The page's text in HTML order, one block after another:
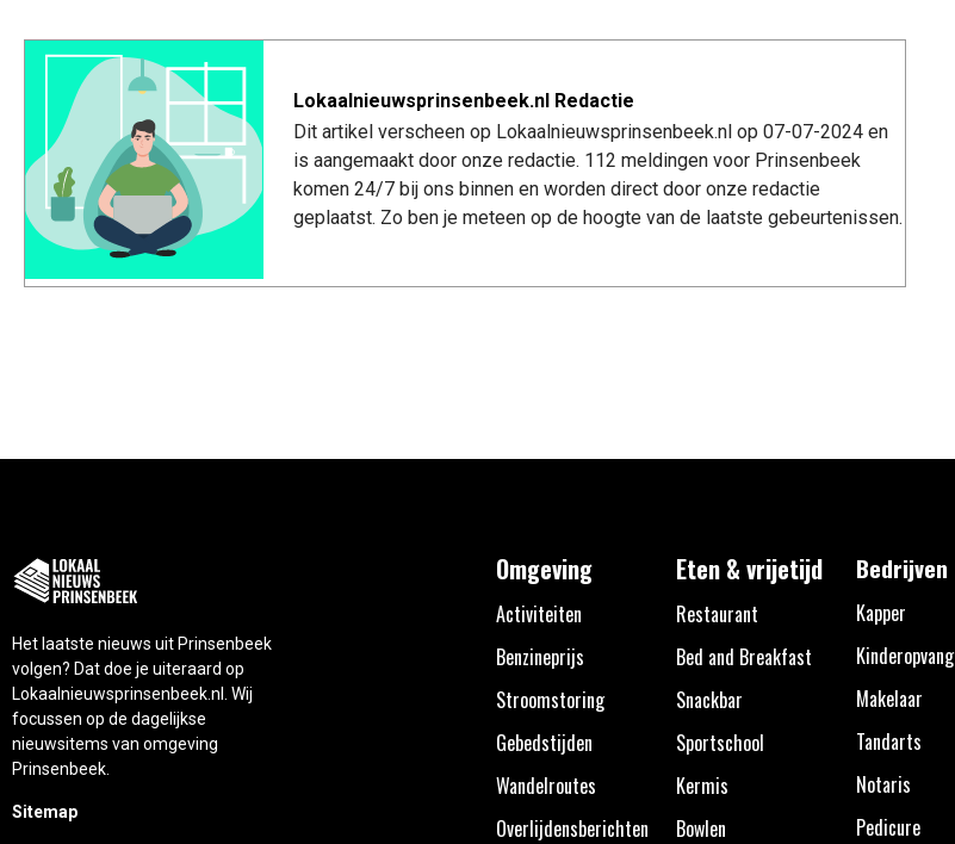
Lokaalnieuwsprinsenbeek.nl Redactie
Dit artikel verscheen op Lokaalnieuwsprinsenbeek.nl op 07-07-2024 en
is aangemaakt door onze redactie. 112 meldingen voor Prinsenbeek
komen 24/7 bij ons binnen en worden direct door onze redactie
geplaatst. Zo ben je meteen op de hoogte van de laatste gebeurtenissen.
Het laatste nieuws uit Prinsenbeek
volgen? Dat doe je uiteraard op
Lokaalnieuwsprinsenbeek.nl. Wij
focussen op de dagelijkse
nieuwsitems van omgeving
Prinsenbeek.
Sitemap
Omgeving
Activiteiten
Benzineprijs
Stroomstoring
Gebedstijden
Wandelroutes
Overlijdensberichten
Eten & vrijetijd
Restaurant
Bed and Breakfast
Snackbar
Sportschool
Kermis
Bowlen
Bedrijven
Kapper
Kinderopvang
Makelaar
Tandarts
Notaris
Pedicure